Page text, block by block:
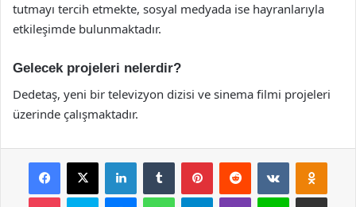
tutmayı tercih etmekte, sosyal medyada ise hayranlarıyla
etkileşimde bulunmaktadır.
Gelecek projeleri nelerdir?
Dedetaş, yeni bir televizyon dizisi ve sinema filmi projeleri
üzerinde çalışmaktadır.
Facebook
X LinkedInTumblr PinterestReddit VKontakte
Pocket Skype MessengerWhatsAppTelegramViber Line E-Posta ile